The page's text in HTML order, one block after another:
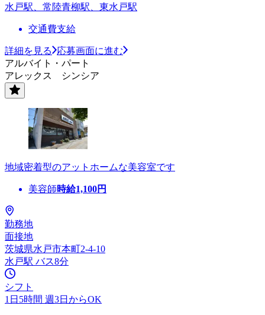
水戸駅、常陸青柳駅、東水戸駅
交通費支給
詳細を見る
応募画面に進む
アルバイト・パート
アレックス シンシア
地域密着型のアットホームな美容室です
美容師時給1,100円
勤務地
面接地
茨城県水戸市本町2-4-10
水戸駅 バス8分
シフト
1日5時間 週3日からOK